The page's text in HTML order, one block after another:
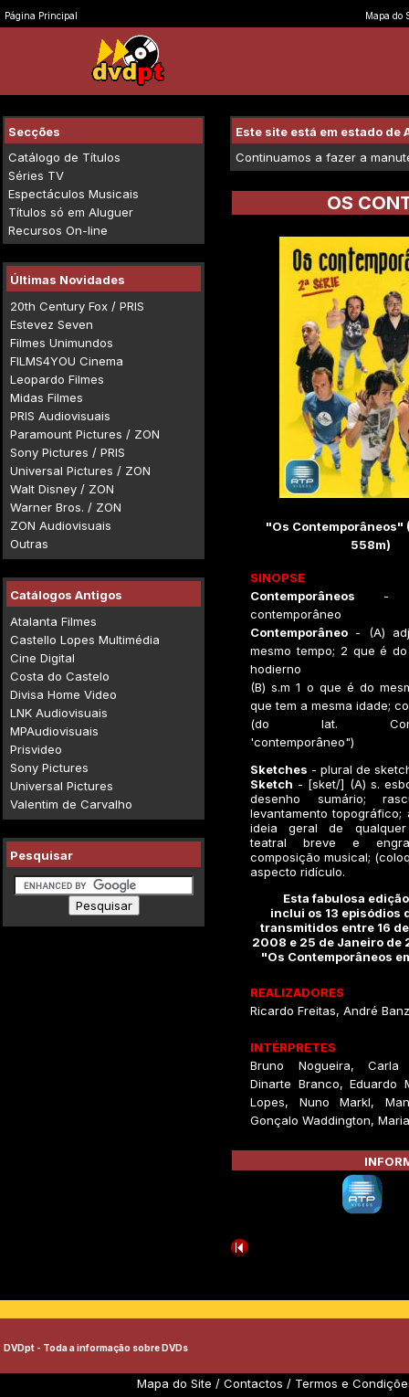
Página Principal Mapa do
Secções
Catálogo de Títulos
Séries TV
Espectáculos Musicais
Títulos só em Aluguer
Recursos On-line
Últimas Novidades
20th Century Fox / PRIS
Estevez Seven
Filmes Unimundos
FILMS4YOU Cinema
Leopardo Filmes
Midas Filmes
PRIS Audiovisuais
Paramount Pictures / ZON
Sony Pictures / PRIS
Universal Pictures / ZON
Walt Disney / ZON
Warner Bros. / ZON
ZON Audiovisuais
Outras
Catálogos Antigos
Atalanta Filmes
Castello Lopes Multimédia
Cine Digital
Costa do Castelo
Divisa Home Video
LNK Audiovisuais
MPAudiovisuais
Prisvideo
Sony Pictures
Universal Pictures
Valentim de Carvalho
Pesquisar
Este site está em estado de
Continuamos a fazer a
OS
"Os
558m)
SINOPSE
Contemporâneos -
contemporâneo
Contemporâneo - (A)
mesmo tempo; 2 que é
hodierno
(B) s.m 1 o que é do
que tem a mesma idade;
(do lat.
'contemporâneo")
Sketches - plural de
Sketch - [sket/] (A) s.
desenho sumário;
levantamento topográfico;
ideia geral de
teatral breve e
composição musical;
aspecto ridículo.
Esta fabulosa edição
inclui os 13 episódios
transmitidos entre 16
2008 e 25 de Janeiro de
"Os Contemporâneos
REALIZADORES
Ricardo Freitas, André
INTÉRPRETES
Bruno Nogueira, Carla
Dinarte Branco, Eduardo
Lopes, Nuno Markl,
Gonçalo Waddington,
DVDpt - Toda a informação sobre DVDs
Mapa do Site / Contactos / Termos e